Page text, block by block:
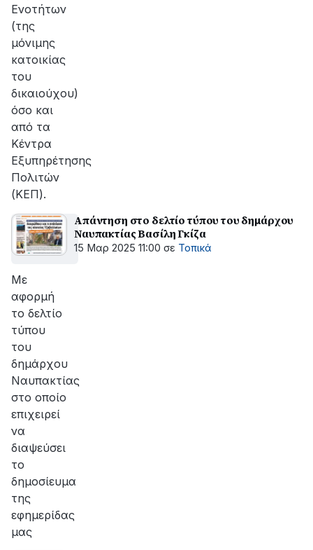
Ενοτήτων
(της
μόνιμης
κατοικίας
του
δικαιούχου)
όσο και
από τα
Κέντρα
Εξυπηρέτησης
Πολιτών
(ΚΕΠ).
Απάντηση στο δελτίο τύπου του δημάρχου
Ναυπακτίας Βασίλη Γκίζα
15 Μαρ 2025 11:00 σε Τοπικά
Με
αφορμή
το δελτίο
τύπου
του
δημάρχου
Ναυπακτίας
στο οποίο
επιχειρεί
να
διαψεύσει
το
δημοσίευμα
της
εφημερίδας
μας